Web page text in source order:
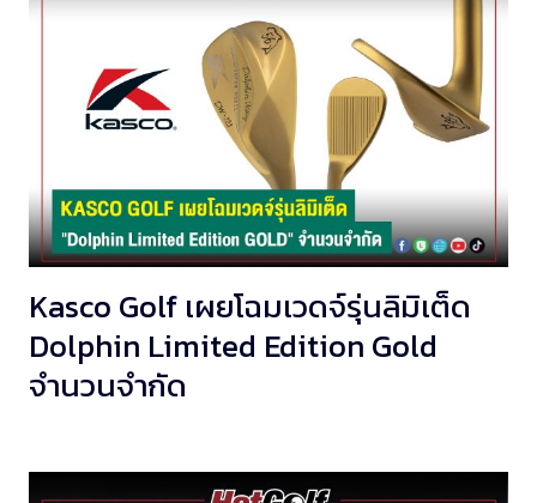
Kasco Golf เผยโฉมเวดจ์รุ่นลิมิเต็ด
Dolphin Limited Edition Gold
จำนวนจำกัด